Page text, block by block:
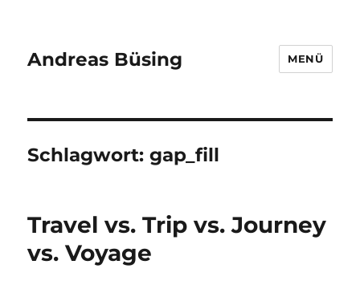
Andreas Büsing MENÜ
Schlagwort:gap_fill
Travel vs. Trip vs. Journey
vs. Voyage